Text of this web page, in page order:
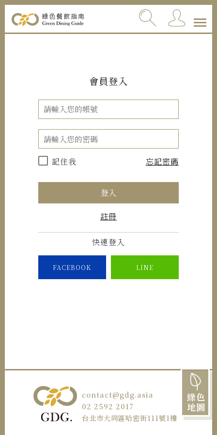
綠色
地圖
會員登入
記住我 忘記密碼
登入
註冊
快速登入
FACEBOOK LINE
contact@gdg.asia
02 2592 2017
台北市大同區哈密街111號1樓